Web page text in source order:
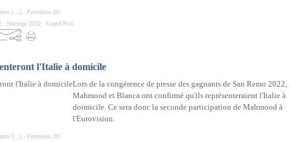
[ ] - Permalien [#]
Norvège 2022 Grand Prix
l'Italie à domicile
Lors de la congérence de presse des gagnants de San Remo 2022,
Mahmood et Blanca ont confirmé qu'ils représenteraient l'Italie à
doimicile. Ce sera donc la seconde participation de Mahmood à
l'Eurovision.
[ ] - Permalien [#]